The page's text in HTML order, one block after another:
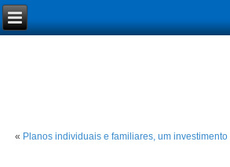
« Planos individuais e familiares, um